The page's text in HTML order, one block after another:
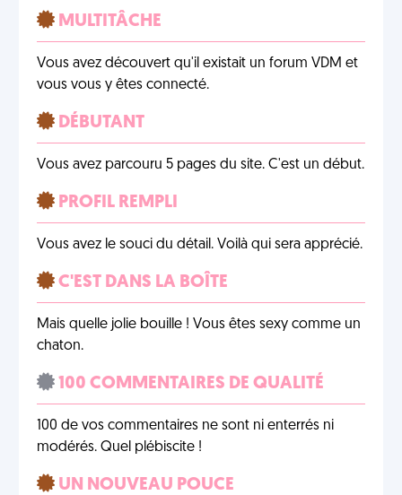
MULTITÂCHE
Vous avez découvert qu'il existait un forum VDM et
vous vous y êtes connecté.
DÉBUTANT
Vous avez parcouru 5 pages du site. C'est un début.
PROFIL REMPLI
Vous avez le souci du détail. Voilà qui sera apprécié.
C'EST DANS LA BOÎTE
Mais quelle jolie bouille ! Vous êtes sexy comme un
chaton.
100 COMMENTAIRES DE QUALITÉ
100 de vos commentaires ne sont ni enterrés ni
modérés. Quel plébiscite !
UN NOUVEAU POUCE